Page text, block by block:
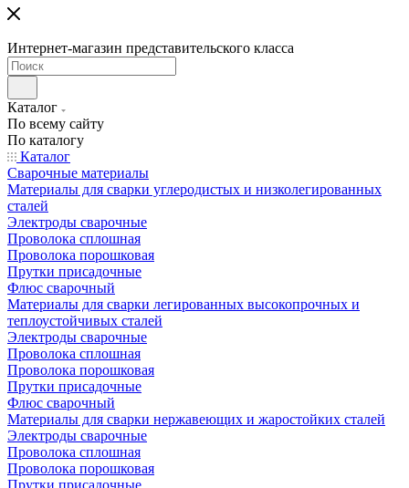
Интернет-магазин представительского класса
Каталог
По всему сайту
По каталогу
Каталог
Сварочные материалы
Материалы для сварки углеродистых и низколегированных
сталей
Электроды сварочные
Проволока сплошная
Проволока порошковая
Прутки присадочные
Флюс сварочный
Материалы для сварки легированных высокопрочных и
теплоустойчивых сталей
Электроды сварочные
Проволока сплошная
Проволока порошковая
Прутки присадочные
Флюс сварочный
Материалы для сварки нержавеющих и жаростойких сталей
Электроды сварочные
Проволока сплошная
Проволока порошковая
Прутки присадочные